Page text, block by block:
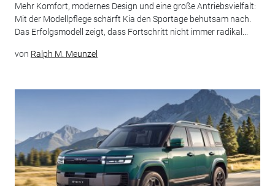
Mehr Komfort, modernes Design und eine große Antriebsvielfalt:
Mit der Modellpflege schärft Kia den Sportage behutsam nach.
Das Erfolgsmodell zeigt, dass Fortschritt nicht immer radikal...
von Ralph M. Meunzel